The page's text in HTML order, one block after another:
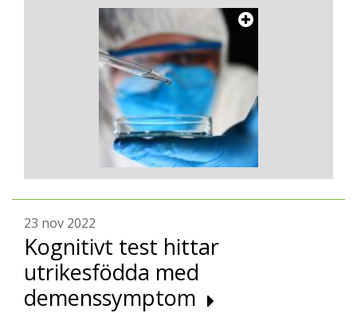
23 nov 2022
Kognitivt test hittar
utrikesfödda med
demenssymptom